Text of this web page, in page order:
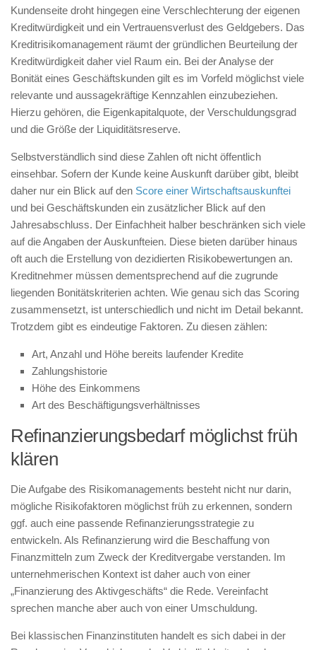
Kundenseite droht hingegen eine Verschlechterung der eigenen
Kreditwürdigkeit und ein Vertrauensverlust des Geldgebers. Das
Kreditrisikomanagement räumt der gründlichen Beurteilung der
Kreditwürdigkeit daher viel Raum ein. Bei der Analyse der
Bonität eines Geschäftskunden gilt es im Vorfeld möglichst viele
relevante und aussagekräftige Kennzahlen einzubeziehen.
Hierzu gehören, die Eigenkapitalquote, der Verschuldungsgrad
und die Größe der Liquiditätsreserve.
Selbstverständlich sind diese Zahlen oft nicht öffentlich
einsehbar. Sofern der Kunde keine Auskunft darüber gibt, bleibt
daher nur ein Blick auf den Score einer Wirtschaftsauskunftei
und bei Geschäftskunden ein zusätzlicher Blick auf den
Jahresabschluss. Der Einfachheit halber beschränken sich viele
auf die Angaben der Auskunfteien. Diese bieten darüber hinaus
oft auch die Erstellung von dezidierten Risikobewertungen an.
Kreditnehmer müssen dementsprechend auf die zugrunde
liegenden Bonitätskriterien achten. Wie genau sich das Scoring
zusammensetzt, ist unterschiedlich und nicht im Detail bekannt.
Trotzdem gibt es eindeutige Faktoren. Zu diesen zählen:
Art, Anzahl und Höhe bereits laufender Kredite
Zahlungshistorie
Höhe des Einkommens
Art des Beschäftigungsverhältnisses
Refinanzierungsbedarf möglichst früh
klären
Die Aufgabe des Risikomanagements besteht nicht nur darin,
mögliche Risikofaktoren möglichst früh zu erkennen, sondern
ggf. auch eine passende Refinanzierungsstrategie zu
entwickeln. Als Refinanzierung wird die Beschaffung von
Finanzmitteln zum Zweck der Kreditvergabe verstanden. Im
unternehmerischen Kontext ist daher auch von einer
„Finanzierung des Aktivgeschäfts“ die Rede. Vereinfacht
sprechen manche aber auch von einer Umschuldung.
Bei klassischen Finanzinstituten handelt es sich dabei in der